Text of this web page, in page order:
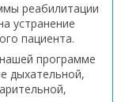
реабилитации
устранение
пациента.
программе
дыхательной,